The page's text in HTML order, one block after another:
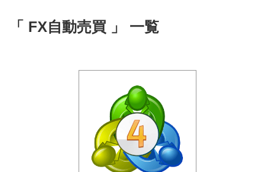
「 FX自動売買 」 一覧